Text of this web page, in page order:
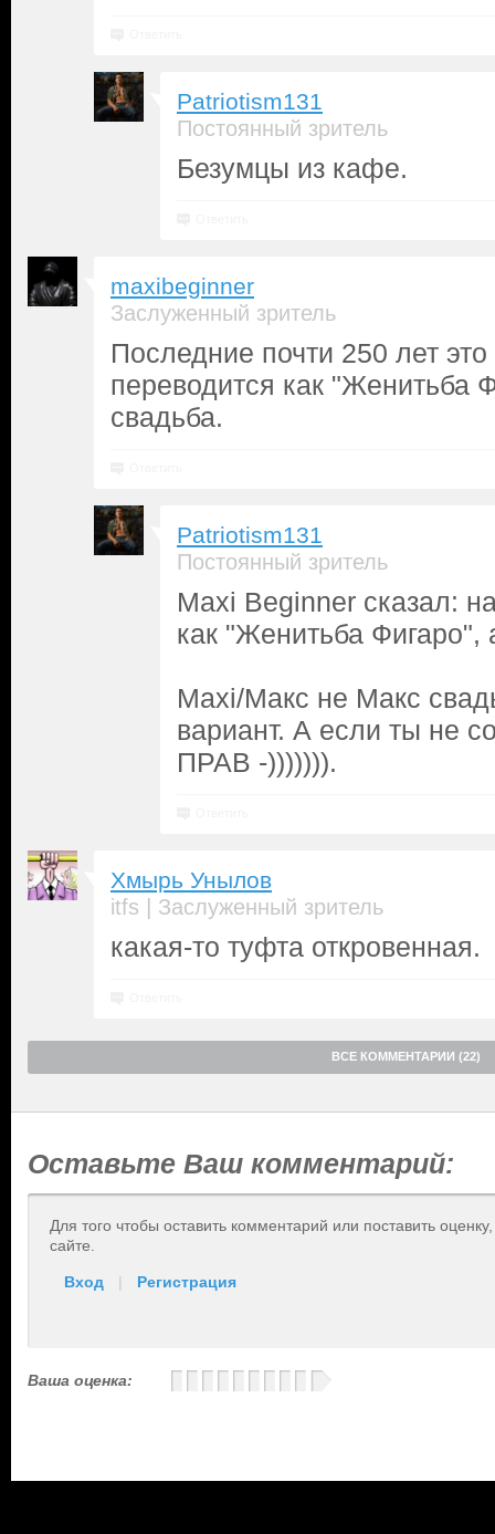
Patriotism131
Постоянный зритель
Безумцы из кафе.
maxibeginner
Заслуженный зритель
Последние почти 250 лет
переводится как "Женитьба
свадьба.
Patriotism131
Постоянный зритель
Maxi Beginner сказал:
как "Женитьба Фигаро",
Maxi/Макс не Макс
вариант. А если ты не
ПРАВ -))))))).
Хмырь Унылов
itfs | Заслуженный зритель
какая-то туфта откровенная.
ВСЕ КОММЕНТАРИИ (22)
Оставьте Ваш комментарий:
Для того чтобы оставить комментарий или поставить
сайте.
Вход | Регистрация
Ваша оценка: